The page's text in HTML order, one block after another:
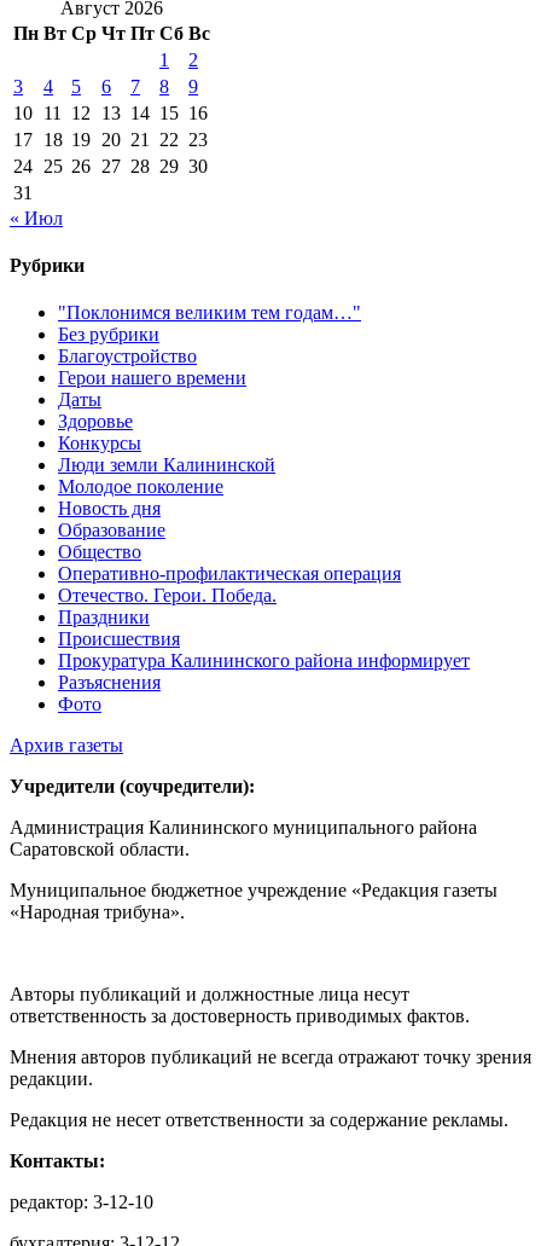
Август 2026
Пн Вт Ср Чт Пт Сб Вс
1
2
3
4 5 6 7 8
9
10 11 12 13 14 15 16
17 18 19 20 21 22 23
24 25 26 27 28 29 30
31
« Июл
Рубрики
"Поклонимся великим тем годам…"
Без рубрики
Благоустройство
Герои нашего времени
Даты
Здоровье
Конкурсы
Люди земли Калининской
Молодое поколение
Новость дня
Образование
Общество
Оперативно-профилактическая операция
Отечество. Герои. Победа.
Праздники
Происшествия
Прокуратура Калининского района информирует
Разъяснения
Фото
Архив газеты
Учредители (соучредители):
Администрация Калининского муниципального района
Саратовской области.
Муниципальное бюджетное учреждение «Редакция газеты
«Народная трибуна».
Авторы публикаций и должностные лица несут
ответственность за достоверность приводимых фактов.
Мнения авторов публикаций не всегда отражают точку зрения
редакции.
Редакция не несет ответственности за содержание рекламы.
Контакты:
редактор: 3-12-10